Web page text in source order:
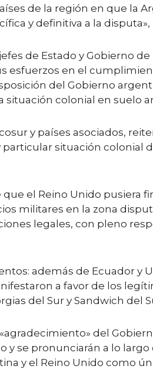
de la región en que la
y definitiva a la
de Estado y Gobierno
esfuerzos en el
del Gobierno
situación colonial en suelo
y países asociados,
situación colonial
el Reino Unido pusiera
militares en la zona
legales, con pleno
además de Ecuador y
a favor de los
del Sur y Sandwich del
del
se pronunciarán a lo
y el Reino Unido como